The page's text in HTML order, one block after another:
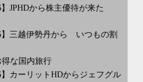
】JPHDから株主優待が来た
】三越伊勢丹から いつもの割
な国内旅行
】カーリットHDからジェフグル